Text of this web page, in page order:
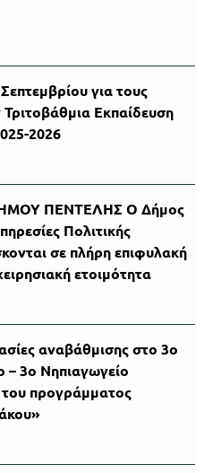
για τους
Τριτοβάθμια Εκπαίδευση
2026
ΠΕΝΤΕΛΗΣ Ο Δήμος
Πολιτικής
σε πλήρη επιφυλακή
ετοιμότητα
αναβάθμισης στο 3ο
– 3ο Νηπιαγωγείο
προγράμματος